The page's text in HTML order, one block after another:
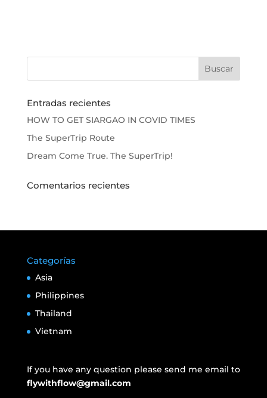
Entradas recientes
HOW TO GET SIARGAO IN COVID TIMES
The SuperTrip Route
Dream Come True. The SuperTrip!
Comentarios recientes
Categorías
Asia
Philippines
Thailand
Vietnam
If you have any question please send me email to
flywithflow@gmail.com